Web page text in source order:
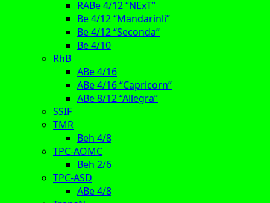
RABe 4/12 “NExT”
Be 4/12 “Mandarinli”
Be 4/12 “Seconda”
Be 4/10
RhB
ABe 4/16
ABe 4/16 “Capricorn”
ABe 8/12 “Allegra”
SSIF
TMR
Beh 4/8
TPC-AOMC
Beh 2/6
TPC-ASD
ABe 4/8